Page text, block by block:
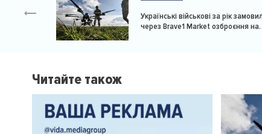
Українські військові за рік
через Brave1 Market озброєння на
Читайте також